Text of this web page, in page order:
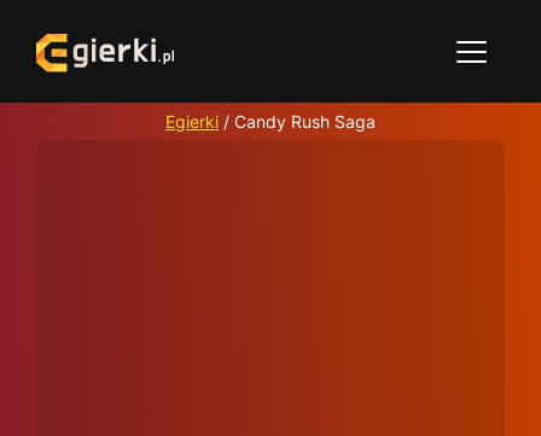
Egierki / Candy Rush Saga